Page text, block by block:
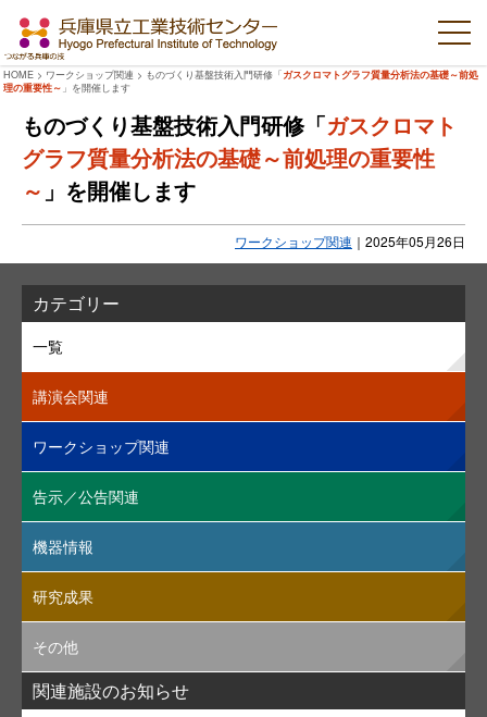
HOME > ワークショップ関連 > ものづくり基盤技術入門研修「ガスクロマトグラフ質量分析法の基礎～前処
理の重要性～ 」を開催します
ものづくり基盤技術入門研修「ガスクロマト
グラフ質量分析法の基礎～前処理の重要性
～ 」を開催します
ワークショップ関連 ｜ 2025年05月26日
カテゴリー
一覧
講演会関連
ワークショップ関連
告示／公告関連
機器情報
研究成果
その他
関連施設のお知らせ